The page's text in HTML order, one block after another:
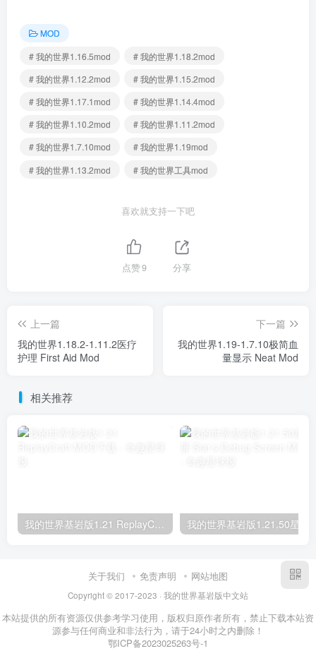
MOD
# 我的世界1.16.5mod
# 我的世界1.18.2mod
# 我的世界1.12.2mod
# 我的世界1.15.2mod
# 我的世界1.17.1mod
# 我的世界1.14.4mod
# 我的世界1.10.2mod
# 我的世界1.11.2mod
# 我的世界1.7.10mod
# 我的世界1.19mod
# 我的世界1.13.2mod
# 我的世界工具mod
喜欢就支持一下吧
点赞9 分享
上一篇
我的世界1.18.2-1.11.2医疗
护理 First Aid Mod
下一篇
我的世界1.19-1.7.10极简血
量显示 Neat Mod
相关推荐
关于我们 免责声明 网站地图
Copyright © 2017-2023 · 我的世界基岩版中文站
本站提供的所有资源仅供参考学习使用，版权归原作者所有，禁止下载本站资
源参与任何商业和非法行为，请于24小时之内删除！
鄂ICP备2023025263号-1